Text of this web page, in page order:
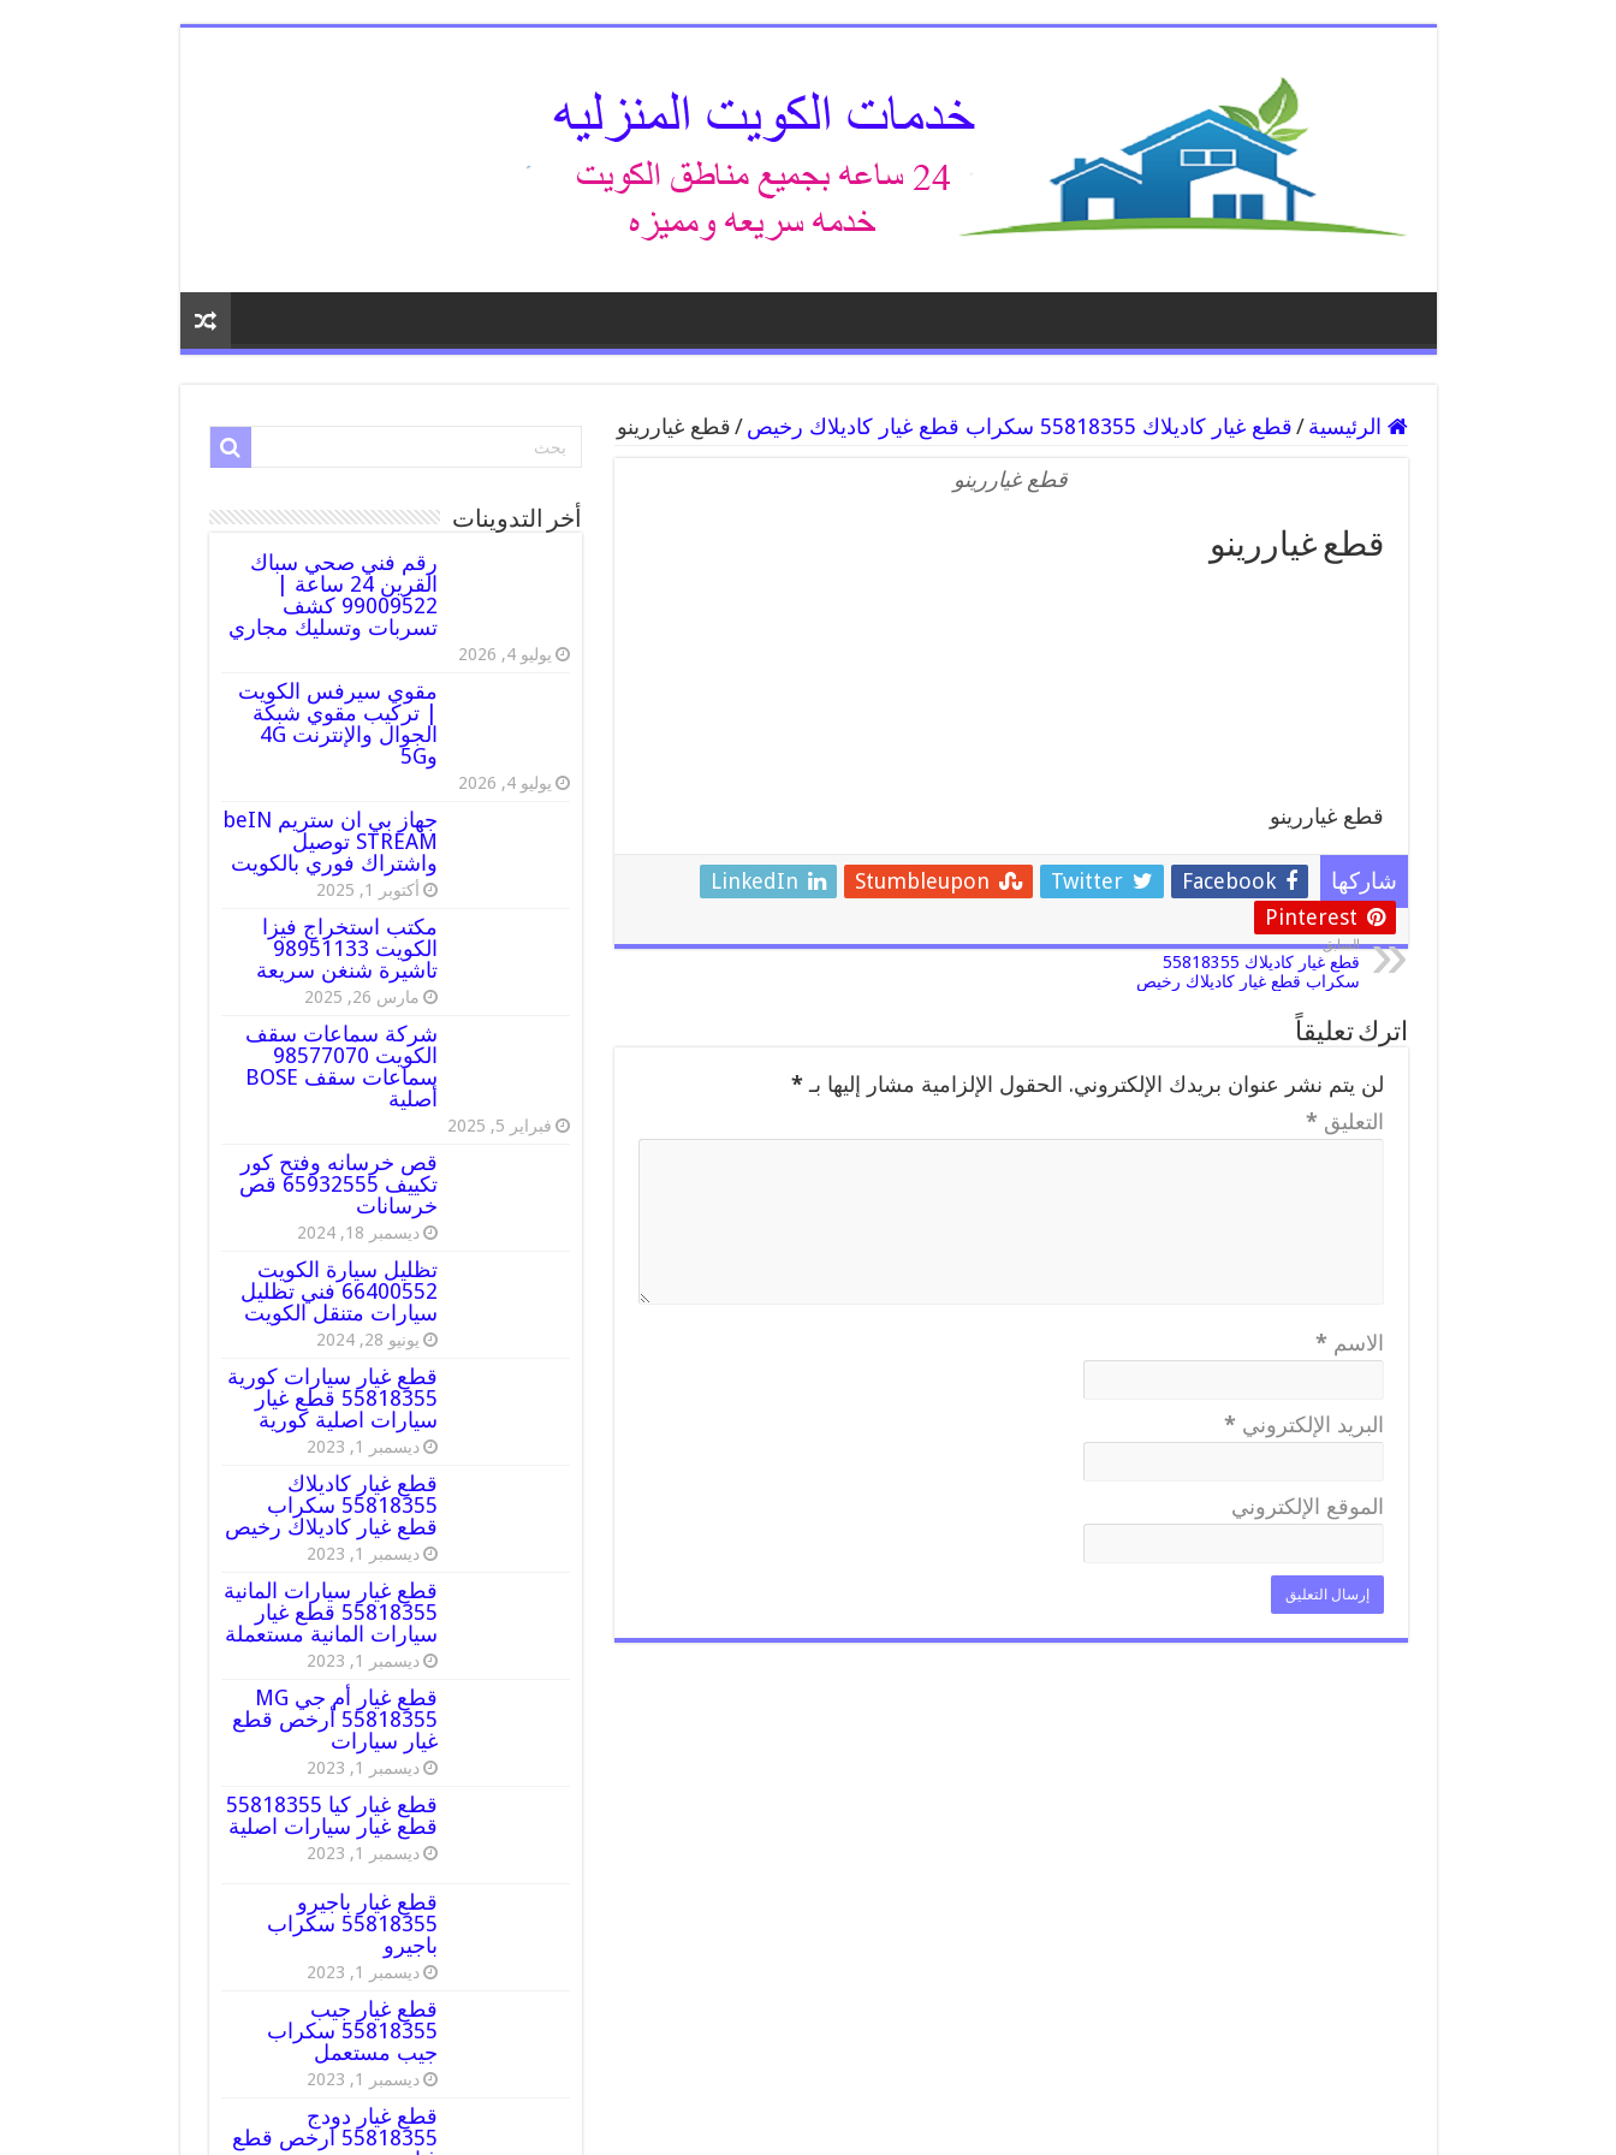
الرئيسية /قطع غيار كاديلاك 55818355 سكراب قطع غيار كاديلاك رخيص /قطع غياررينو
قطع غياررينو
قطع غياررينو
قطع غياررينو
شاركها Facebook
Twitter
Stumbleupon
LinkedIn
Pinterest
السابق
قطع غيار كاديلاك 55818355
سكراب قطع غيار كاديلاك رخيص
اترك تعليقاً
لن يتم نشر عنوان بريدك الإلكتروني. الحقول الإلزامية مشار إليها بـ*
التعليق *
الاسم *
البريد الإلكتروني *
الموقع الإلكتروني
أخر التدوينات
رقم فني صحي سباك
القرين 24 ساعة |
99009522 كشف
تسربات وتسليك مجاري
يوليو 4, 2026
مقوي سيرفس الكويت
| تركيب مقوي شبكة
الجوال والإنترنت 4G
و5G
يوليو 4, 2026
جهاز بي ان ستريم beIN
STREAM توصيل
واشتراك فوري بالكويت
أكتوبر 1, 2025
مكتب استخراج فيزا
الكويت 98951133
تاشيرة شنغن سريعة
مارس 26, 2025
شركة سماعات سقف
الكويت 98577070
سماعات سقف BOSE
أصلية
فبراير 5, 2025
قص خرسانه وفتح كور
تكييف 65932555 قص
خرسانات
ديسمبر 18, 2024
تظليل سيارة الكويت
66400552 فني تظليل
سيارات متنقل الكويت
يونيو 28, 2024
قطع غيار سيارات كورية
55818355 قطع غيار
سيارات اصلية كورية
ديسمبر 1, 2023
قطع غيار كاديلاك
55818355 سكراب
قطع غيار كاديلاك رخيص
ديسمبر 1, 2023
قطع غيار سيارات المانية
55818355 قطع غيار
سيارات المانية مستعملة
ديسمبر 1, 2023
قطع غيار أم جي MG
55818355 أرخص قطع
غيار سيارات
ديسمبر 1, 2023
قطع غيار كيا 55818355
قطع غيار سيارات اصلية
ديسمبر 1, 2023
قطع غيار باجيرو
55818355 سكراب
باجيرو
ديسمبر 1, 2023
قطع غيار جيب
55818355 سكراب
جيب مستعمل
ديسمبر 1, 2023
قطع غيار دودج
55818355 ارخص قطع